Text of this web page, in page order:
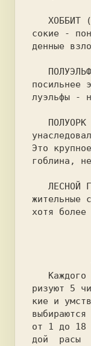
сокие -
денные
посильнее
луэльфы -
Это
гоблина,
жительные
хотя
ризуют 5
кие и
от 1 до 18
дой  расы